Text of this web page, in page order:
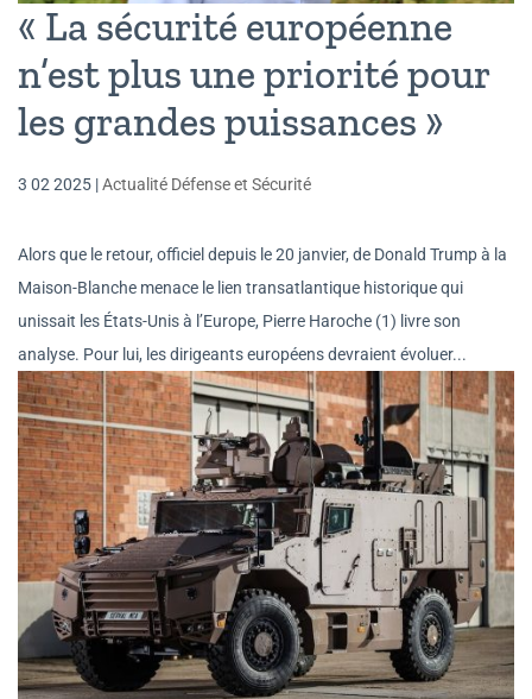
« La sécurité européenne
n’est plus une priorité pour
les grandes puissances »
3 02 2025 |Actualité Défense et Sécurité
Alors que le retour, officiel depuis le 20 janvier, de Donald Trump à la
Maison-Blanche menace le lien transatlantique historique qui
unissait les États-Unis à l’Europe, Pierre Haroche (1) livre son
analyse. Pour lui, les dirigeants européens devraient évoluer...